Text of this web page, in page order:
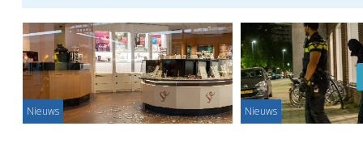
Nieuws Nieuws